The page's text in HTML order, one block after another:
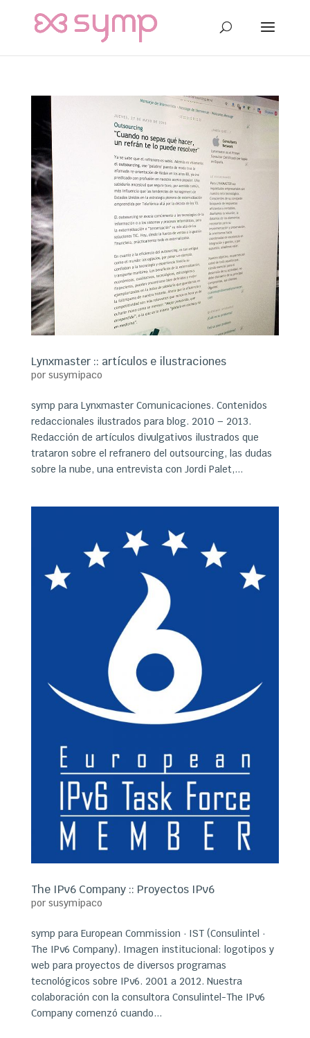
Lynxmaster :: artículos e ilustraciones
por susymipaco
symp para Lynxmaster Comunicaciones. Contenidos
redaccionales ilustrados para blog. 2010 – 2013.
Redacción de artículos divulgativos ilustrados que
trataron sobre el refranero del outsourcing, las dudas
sobre la nube, una entrevista con Jordi Palet,...
The IPv6 Company :: Proyectos IPv6
por susymipaco
symp para European Commission · IST (Consulintel ·
The IPv6 Company). Imagen institucional: logotipos y
web para proyectos de diversos programas
tecnológicos sobre IPv6. 2001 a 2012. Nuestra
colaboración con la consultora Consulintel-The IPv6
Company comenzó cuando...